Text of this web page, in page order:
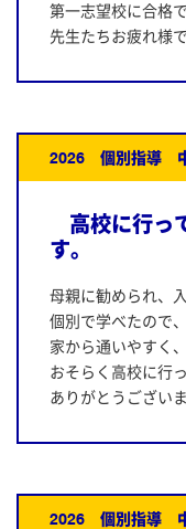
第一志望校に合格
先生たちお疲れ様
2026 個別指導
高校に行っ
す。
母親に勧められ、
個別で学べたので
家から通いやすく
おそらく高校に行
ありがとうございま
2026 個別指導